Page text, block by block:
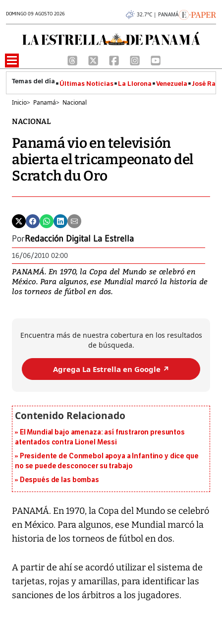
DOMINGO 09 AGOSTO 2026 32.7°C | PANAMÁ
Últimas Noticias La Llorona Venezuela José
Inicio> Panamá> Nacional
NACIONAL
Panamá vio en televisión
abierta el tricampeonato del
Scratch du Oro
PorRedacción Digital La Estrella
16/06/2010 02:00
PANAMÁ. En 1970, la Copa del Mundo se celebró en
México. Para algunos, ese Mundial marcó la historia de
los torneos de fútbol en dos.
Encuentra más de nuestra cobertura en los resultados
de búsqueda.
Agrega La Estrella en Google ↗️
El Mundial bajo amenaza: así frustraron presuntos
atentados contra Lionel Messi
Presidente de Conmebol apoya a Infantino y dice que
no se puede desconocer su trabajo
Después de las bombas
PANAMÁ. En 1970, la Copa del Mundo se celebró
en México. Para algunos, ese Mundial marcó la
historia de los torneos de fútbol en dos.
A partir de ahí se acordó utilizar el sistema de
tarjetas, rojas y amarillas, para identificar las
sanciones de los árbitros a los jugadores.